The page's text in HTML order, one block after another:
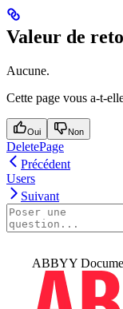
Valeur de
Aucune.
Cette page vous a-t-
Oui Non
DeletePage
Précédent
Users
Suivant
ABBYY